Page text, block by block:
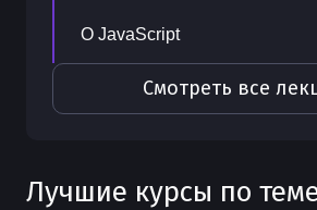
О JavaScript
Смотреть все
Лучшие курсы по